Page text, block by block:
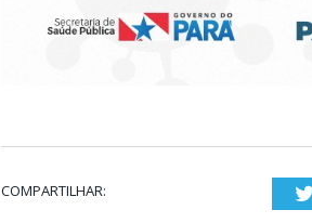
COMPARTILHAR: